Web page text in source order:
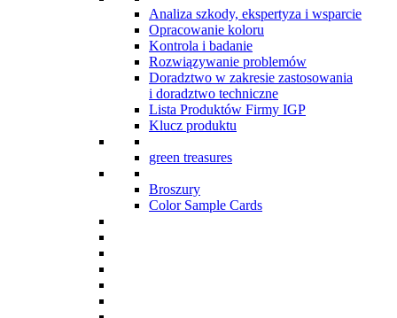
Analiza szkody, ekspertyza i wsparcie
Opracowanie koloru
Kontrola i badanie
Rozwiązywanie problemów
Doradztwo w zakresie zastosowania
i doradztwo techniczne
Lista Produktów Firmy IGP
Klucz produktu
green treasures
Broszury
Color Sample Cards